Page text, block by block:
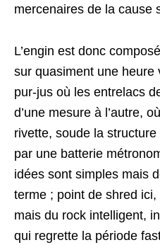
mercenaires de la cause
L’engin est donc
sur quasiment une heure
pur-jus où les entrelacs
d’une mesure à l’autre,
rivette, soude la
par une batterie
idées sont simples mais
terme ; point de shred
mais du rock intelligent,
qui regrette la période